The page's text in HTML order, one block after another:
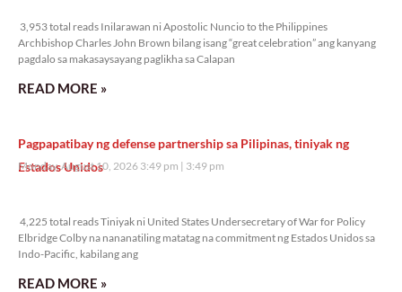
3,953 total reads Inilarawan ni Apostolic Nuncio to the Philippines
Archbishop Charles John Brown bilang isang “great celebration” ang kanyang
pagdalo sa makasaysayang paglikha sa Calapan
READ MORE »
Pagpapatibay ng defense partnership sa Pilipinas, tiniyak ng
Estados Unidos
Monday, August 10, 2026 3:49 pm 3:49 pm
4,225 total reads Tiniyak ni United States Undersecretary of War for Policy
Elbridge Colby na nananatiling matatag na commitment ng Estados Unidos sa
Indo-Pacific, kabilang ang
READ MORE »